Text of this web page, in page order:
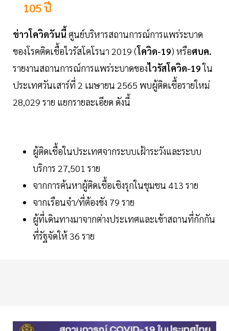
105 ปี
ข่าวโควิดวันนี้ ศูนย์บริหารสถานการณ์การแพร่ระบาด
ของโรคติดเชื้อไวรัสโคโรนา 2019 (โควิด-19) หรือศบค.
รายงานสถานการณ์การแพร่ระบาดของไวรัสโควิด-19ใน
ประเทศวันเสาร์ที่ 2 เมษายน 2565 พบผู้ติดเชื้อรายใหม่
28,029 ราย แยกรายละเอียด ดังนี้
ผู้ติดเชื้อในประเทศจากระบบเฝ้าระวังและระบบ
บริการ 27,501 ราย
จากการค้นหาผู้ติดเชื้อเชิงรุกในชุมชน 413 ราย
จากเรือนจำ/ที่ต้องขัง 79 ราย
ผู้ที่เดินทางมาจากต่างประเทศและเข้าสถานที่กักกัน
ที่รัฐจัดให้ 36 ราย